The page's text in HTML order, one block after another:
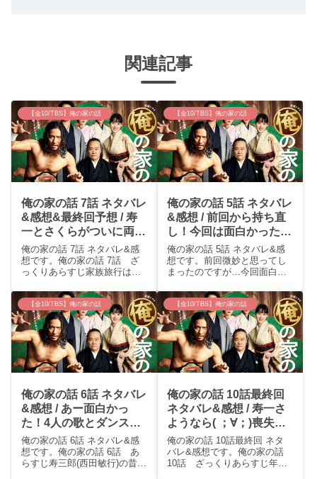
関連記事
【金10/TBS】俺の家の話
俺の家の話 7話 ネタバレ
&感想&最終回予想 / 寿
一とさくらがついに両想
い！寿三郎お手柄でした
♪
俺の家の話 7話 ネタバレ&感
想です。俺の家の話 7話 ざ
っくりあらすじ家族旅行は最
宅した。寿一(長瀬智也)は秀生
（羽村仁成）の親権争いでユ
カ(平岩紙)と互いの弁護士を連
れてもめるが、秀生の能がや
りたい気持ちと、寿...
【金10/TBS】俺の家の話
俺の家の話 5話 ネタバレ
&感想 / 前回から持ち直
し！今回は面白かった～
永山絢斗カワイイ
(⌒∇⌒)
俺の家の話 5話 ネタバレ&感
想です。前回微妙と思ってし
まったのですが…今回面白く
きました(笑)俺の家の話 5話
あらすじ省略。もう少しこの
ドラマへの気持ち復活したら
また書くかもしれません。俺
の家の話 5話 感想今...
【金10/TBS】俺の家の話
俺の家の話 6話 ネタバレ
&感想 / あー面白かっ
た！4人の歌とダンスが
最高でした♪
俺の家の話 6話 ネタバレ&感
想です。俺の家の話 6話 あ
らすじ寿三郎(西田敏行)の昔の
【金10/TBS】俺の家の話
俺の家の話 10話最終回
ネタバレ&感想 / 寿一さ
ようなら( ；∀；)喪失感
がすごすぎて無理だけど
すごく良くできた傑作ド
ラマでした。
俺の家の話 10話最終回 ネタ
バレ&感想です。俺の家の話
10話 ざっくりあらすじ年が